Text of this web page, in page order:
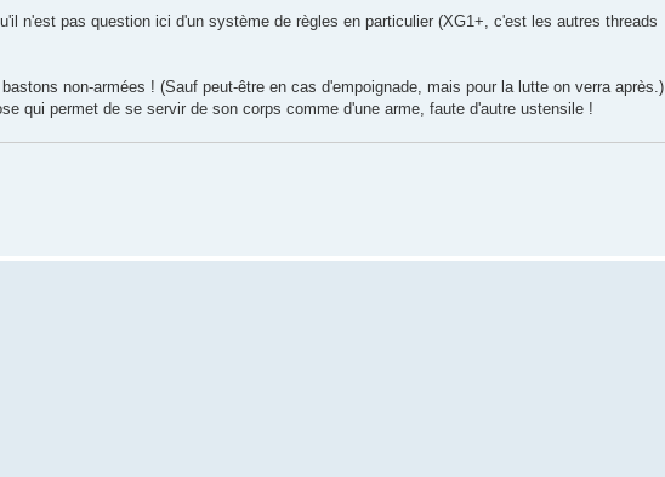
n'est pas question ici d'un système de règles en particulier (XG1+, c'est les autres threads
non-armées ! (Sauf peut-être en cas d'empoignade, mais pour la lutte on verra après.)
qui permet de se servir de son corps comme d'une arme, faute d'autre ustensile !